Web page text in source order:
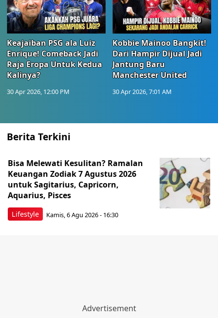
Keajaiban PSG ala Luiz
Enrique! Comeback Jadi
Raja Eropa Untuk Kedua
Kalinya?
30 Apr 2026, 12:00 PM
Kobbie Mainoo Bangkit!
Dari Hampir Dijual Jadi
Jantung Baru
Manchester United
30 Apr 2026, 7:01 AM
Berita Terkini
Lifestyle
Bisa Melewati Kesulitan? Ramalan
Keuangan Zodiak 7 Agustus 2026
untuk Sagitarius, Capricorn,
Aquarius, Pisces
Kamis, 6 Agu 2026 - 16:30